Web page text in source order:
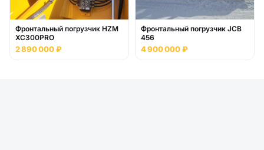
Фронтальный погрузчик HZM
XC300PRO
2 890 000 ₽
Фронтальный погрузчик JCB
456
4 900 000 ₽